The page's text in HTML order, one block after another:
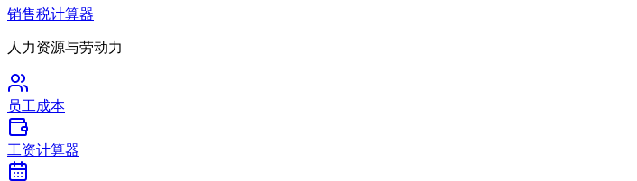
销售税计算器
人力资源与劳动力
员工成本
工资计算器